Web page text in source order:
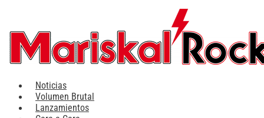
contenido
Noticias
Volumen Brutal
Lanzamientos